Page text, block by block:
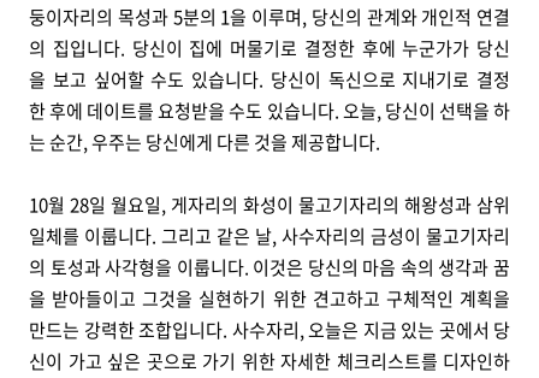
둥이자리의 목성과 5분의 1을 이루며, 당신의 관계와 개인적 연결
의 집입니다. 당신이 집에 머물기로 결정한 후에 누군가가 당신
을 보고 싶어할 수도 있습니다. 당신이 독신으로 지내기로 결정
한 후에 데이트를 요청받을 수도 있습니다. 오늘, 당신이 선택을 하
는 순간, 우주는 당신에게 다른 것을 제공합니다.
10월 28일 월요일, 게자리의 화성이 물고기자리의 해왕성과 삼위
일체를 이룹니다. 그리고 같은 날, 사수자리의 금성이 물고기자리
의 토성과 사각형을 이룹니다. 이것은 당신의 마음 속의 생각과 꿈
을 받아들이고 그것을 실현하기 위한 견고하고 구체적인 계획을
만드는 강력한 조합입니다. 사수자리, 오늘은 지금 있는 곳에서 당
신이 가고 싶은 곳으로 가기 위한 자세한 체크리스트를 디자인하